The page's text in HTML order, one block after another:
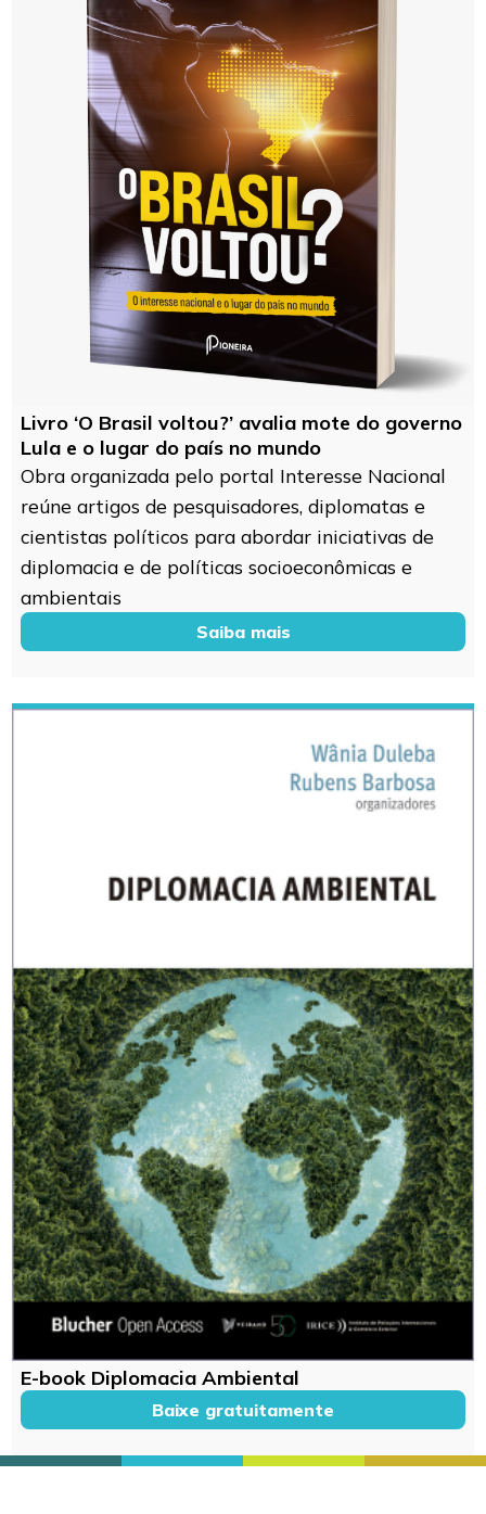
Livro ‘O Brasil voltou?’ avalia mote do governo
Lula e o lugar do país no mundo
Obra organizada pelo portal Interesse Nacional
reúne artigos de pesquisadores, diplomatas e
cientistas políticos para abordar iniciativas de
diplomacia e de políticas socioeconômicas e
ambientais
Saiba mais
E-book Diplomacia Ambiental
Baixe gratuitamente